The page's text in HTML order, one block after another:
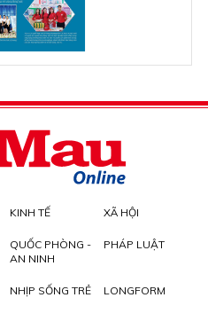
KINH TẾ XÃ HỘI
QUỐC PHÒNG -
AN NINH
PHÁP LUẬT
NHỊP SỐNG TRẺ LONGFORM